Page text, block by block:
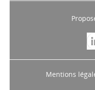
Mentions